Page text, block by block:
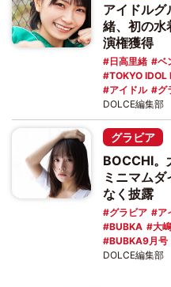
アイドルグ
緒、初の水
演権獲得
日高里緒
ベ
TOKYO
アイドル
グ
DOLCE編集部
グラビア
BOCCHI。
ミニマム
なく披露
グラビア ア
BUBKA
大
BUBKA9月号
DOLCE編集部